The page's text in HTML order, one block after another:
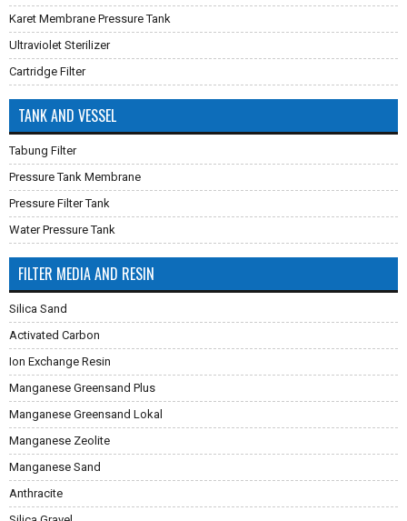
Karet Membrane Pressure Tank
Ultraviolet Sterilizer
Cartridge Filter
TANK AND VESSEL
Tabung Filter
Pressure Tank Membrane
Pressure Filter Tank
Water Pressure Tank
FILTER MEDIA AND RESIN
Silica Sand
Activated Carbon
Ion Exchange Resin
Manganese Greensand Plus
Manganese Greensand Lokal
Manganese Zeolite
Manganese Sand
Anthracite